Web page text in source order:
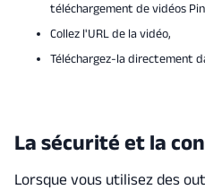
téléchargement de vidéos
Collez l'URL de la vidéo,
Téléchargez-la directement
La sécurité et la
Lorsque vous utilisez des